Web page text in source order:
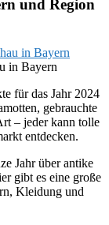
und Region
in Bayern
für das Jahr 2024
gebrauchte
– jeder kann tolle
entdecken.
Jahr über antike
gibt es eine große
Kleidung und